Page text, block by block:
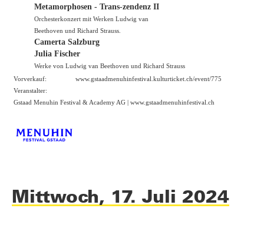
Metamorphosen - Trans-zendenz II
Orchesterkonzert mit Werken Ludwig van
Beethoven und Richard Strauss.
Camerta Salzburg
Julia Fischer
Werke von Ludwig van Beethoven und Richard Strauss
Vorverkauf:
www.gstaadmenuhinfestival.kulturticket.ch/event/775
Veranstalter:
Gstaad Menuhin Festival & Academy AG | www.gstaadmenuhinfestival.ch
Mittwoch, 17. Juli 2024